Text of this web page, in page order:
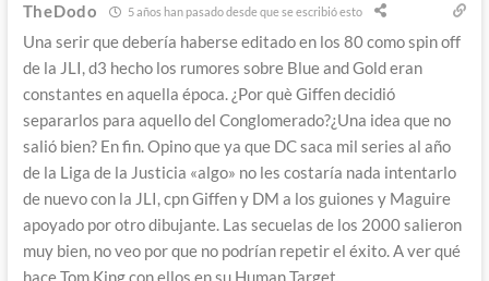
TheDodo 5 años han pasado desde que se escribió esto
Una serir que debería haberse editado en los 80 como spin off
de la JLI, d3 hecho los rumores sobre Blue and Gold eran
constantes en aquella época. ¿Por què Giffen decidió
separarlos para aquello del Conglomerado?¿Una idea que no
salió bien? En fin. Opino que ya que DC saca mil series al año
de la Liga de la Justicia «algo» no les costaría nada intentarlo
de nuevo con la JLI, cpn Giffen y DM a los guiones y Maguire
apoyado por otro dibujante. Las secuelas de los 2000 salieron
muy bien, no veo por que no podrían repetir el éxito. A ver qué
hace Tom King con ellos en su Human Target.